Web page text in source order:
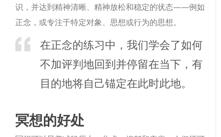
识，并达到精神清晰、精神放松和稳定的状态——例如
正念，或专注于特定对象、思想或行为的思想。
在正念的练习中，我们学会了如何
不加评判地回到并停留在当下，有
目的地将自己锚定在此时此地。
冥想的好处